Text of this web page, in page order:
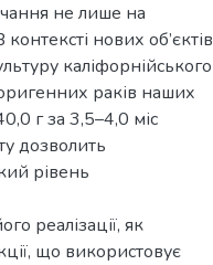
не лише на
нових об’єктів
каліфорнійського
раків наших
г за 3,5–4,0 міс
дозволить
рівень
реалізації, як
що використовує